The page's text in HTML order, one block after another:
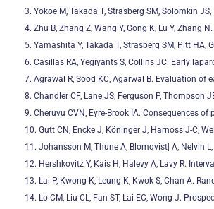
3. Yokoe M, Takada T, Strasberg SM, Solomkin
4. Zhu B, Zhang Z, Wang Y, Gong K, Lu Y,
5. Yamashita Y, Takada T, Strasberg SM, Pitt
6. Casillas RA, Yegiyants S, Collins JC. Early
7. Agrawal R, Sood KC, Agarwal B. Evaluation
8. Chandler CF, Lane JS, Ferguson P,
9. Cheruvu CVN, Eyre-Brook IA. Consequences
10. Gutt CN, Encke J, Köninger J, Harnoss J-C,
11. Johansson M, Thune A, Blomqvist| A, Nelvin
12. Hershkovitz Y, Kais H, Halevy A, Lavy R.
13. Lai P, Kwong K, Leung K, Kwok S, Chan A.
14. Lo CM, Liu CL, Fan ST, Lai EC, Wong J.